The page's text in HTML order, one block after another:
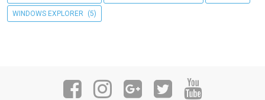
WINDOWS EXPLORER (5)